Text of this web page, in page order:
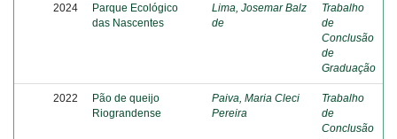
2024
Parque Ecológico
das Nascentes
Lima, Josemar Balz
de
Trabalho
de
Conclusão
de
Graduação
2022
Pão de queijo
Riograndense
Paiva, Maria Cleci
Pereira
Trabalho
de
Conclusão